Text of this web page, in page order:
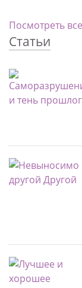
Посмотреть
Статьи